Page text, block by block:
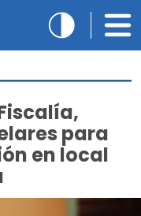
para
en local